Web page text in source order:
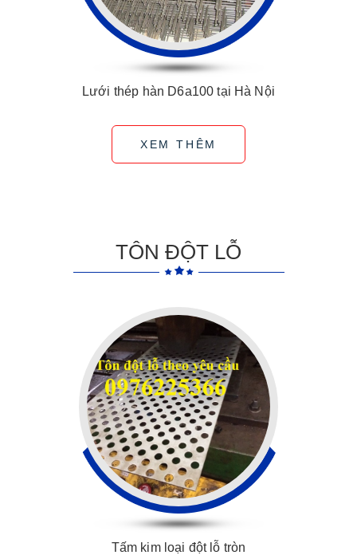
Lưới thép hàn D6a100 tại Hà Nội
XEM THÊM
TÔN ĐỘT LỖ
Tấm kim loại đột lỗ tròn